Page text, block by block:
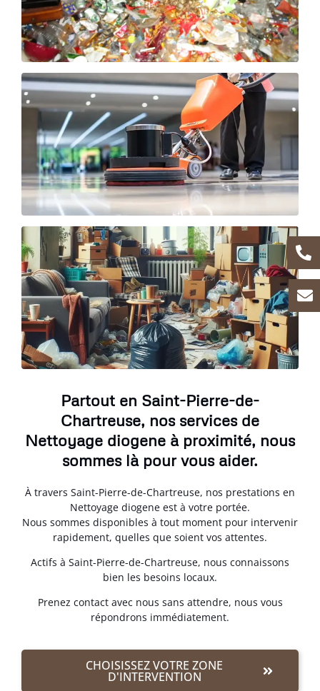
Partout en Saint-Pierre-de-
Chartreuse, nos services de
Nettoyage diogene à proximité, nous
sommes là pour vous aider.
À travers Saint-Pierre-de-Chartreuse, nos prestations en
Nettoyage diogene est à votre portée.
Nous sommes disponibles à tout moment pour intervenir
rapidement, quelles que soient vos attentes.
Actifs à Saint-Pierre-de-Chartreuse, nous connaissons
bien les besoins locaux.
Prenez contact avec nous sans attendre, nous vous
répondrons immédiatement.
CHOISISSEZ VOTRE ZONE
D'INTERVENTION